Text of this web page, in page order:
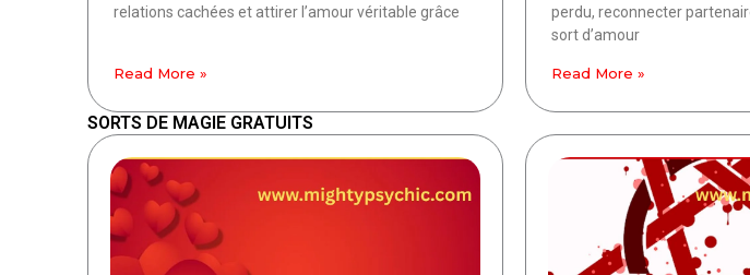
relations cachées et attirer l’amour véritable grâce
Read More »
perdu, reconnecter
sort d’amour
Read More »
SORTS DE MAGIE GRATUITS